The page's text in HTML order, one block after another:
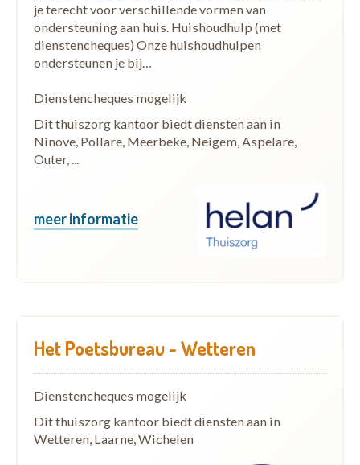
je terecht voor verschillende vormen van
ondersteuning aan huis. Huishoudhulp (met
dienstencheques) Onze huishoudhulpen
ondersteunen je bij…
Dienstencheques mogelijk
Dit thuiszorg kantoor biedt diensten aan in
Ninove, Pollare, Meerbeke, Neigem, Aspelare,
Outer, ...
meer informatie
Het Poetsbureau - Wetteren
Dienstencheques mogelijk
Dit thuiszorg kantoor biedt diensten aan in
Wetteren, Laarne, Wichelen